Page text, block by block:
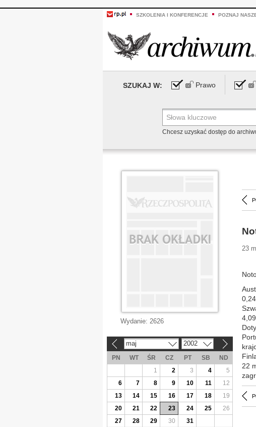
SZKOLENIA I KONFERENCJE POZNAJ
SZUKAJ W: Prawo
Chcesz uzyskać dostęp do
23
22
Wydanie: 2626
maj 2002
PN WT ŚR CZ PT SB
ND
1
2 3 4
5
6
7 8 9 10 11
12
13
14 15 16 17 18
19
20
21 22 23 24 25
26
27
28 29 30 31